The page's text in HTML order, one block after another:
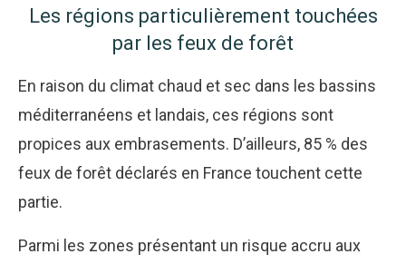
Les régions particulièrement touchées
par les feux de forêt
En raison du climat chaud et sec dans les bassins
méditerranéens et landais, ces régions sont
propices aux embrasements. D’ailleurs, 85 % des
feux de forêt déclarés en France touchent cette
partie.
Parmi les zones présentant un risque accru aux